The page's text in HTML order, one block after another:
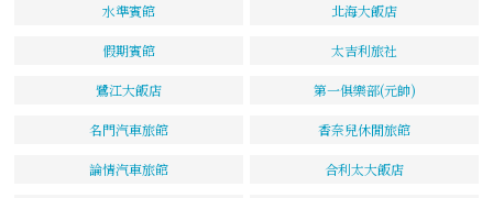
水準賓館 北海大飯店
假期賓館 太吉利旅社
鷺江大飯店 第一俱樂部(元帥)
名門汽車旅館 香奈兒休閒旅館
論情汽車旅館 合利太大飯店